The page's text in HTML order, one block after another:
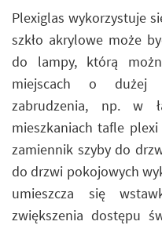
Plexiglas wykorzystuje
szkło akrylowe może
do lampy, którą
miejscach o dużej
zabrudzenia, np. w
mieszkaniach tafle
zamiennik szyby do
do drzwi pokojowych
umieszcza się
zwiększenia dostępu